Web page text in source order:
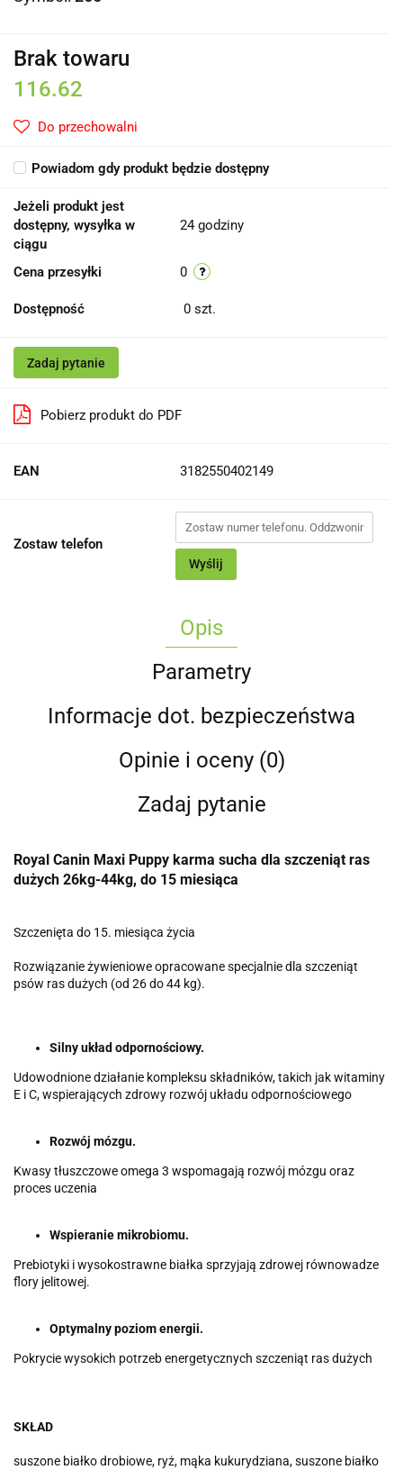
Brak towaru
116.62
Do przechowalni
Powiadom gdy produkt będzie dostępny
Jeżeli produkt jest
dostępny, wysyłka w
ciągu
24 godziny
Cena przesyłki 0
Dostępność 0 szt.
Zadaj pytanie
Pobierz produkt do PDF
EAN 3182550402149
Zostaw telefon
Wyślij
Opis
Parametry
Informacje dot. bezpieczeństwa
Opinie i oceny (0)
Zadaj pytanie
Royal Canin Maxi Puppy karma sucha dla szczeniąt ras
dużych 26kg-44kg, do 15 miesiąca
Szczenięta do 15. miesiąca życia
Rozwiązanie żywieniowe opracowane specjalnie dla szczeniąt
psów ras dużych (od 26 do 44 kg).
Silny układ odpornościowy.
Udowodnione działanie kompleksu składników, takich jak witaminy
E i C, wspierających zdrowy rozwój układu odpornościowego
Rozwój mózgu.
Kwasy tłuszczowe omega 3 wspomagają rozwój mózgu oraz
proces uczenia
Wspieranie mikrobiomu.
Prebiotyki i wysokostrawne białka sprzyjają zdrowej równowadze
flory jelitowej.
Optymalny poziom energii.
Pokrycie wysokich potrzeb energetycznych szczeniąt ras dużych
SKŁAD
suszone białko drobiowe, ryż, mąka kukurydziana, suszone białko